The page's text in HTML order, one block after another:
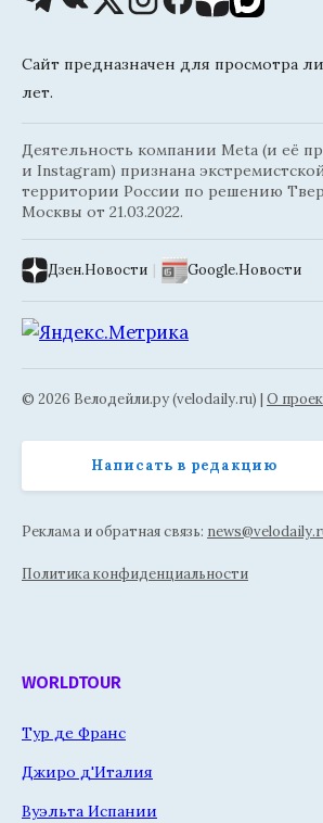
Сайт предназначен для просмотра
лет.
Деятельность компании Meta (и её
и Instagram) признана
территории России по решению
Москвы от 21.03.2022.
Дзен.Новости | Google.Новости
© 2026 Велодейли.ру (velodaily.ru) | О
Написать в редакцию
Реклама и обратная связь:
Политика конфиденциальности
WORLDTOUR
Тур де Франс
Джиро д'Италия
Вуэльта Испании